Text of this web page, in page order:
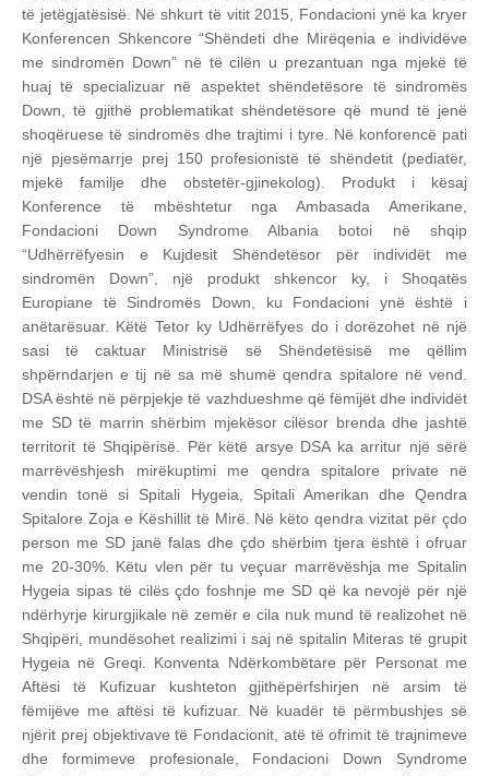
të jetëgjatësisë.
Në shkurt të vitit 2015, Fondacioni ynë ka kryer
Konferencen Shkencore “Shëndeti dhe Mirëqenia e individëve
me sindromën Down” në të cilën u prezantuan nga mjekë të
huaj të specializuar në aspektet shëndetësore të sindromës
Down, të gjithë problematikat shëndetësore që mund të jenë
shoqëruese të sindromës dhe trajtimi i tyre. Në konforencë pati
një pjesëmarrje prej 150 profesionistë të shëndetit (pediatër,
mjekë familje dhe obstetër-gjinekolog). Produkt i kësaj
Konference të mbështetur nga Ambasada Amerikane,
Fondacioni Down Syndrome Albania botoi në shqip
“Udhërrëfyesin e Kujdesit Shëndetësor për individët me
sindromën Down”, një produkt shkencor ky, i Shoqatës
Europiane të Sindromës Down, ku Fondacioni ynë është i
anëtarësuar. Këtë Tetor ky Udhërrëfyes do i dorëzohet në një
sasi të caktuar Ministrisë së Shëndetësisë me qëllim
shpërndarjen e tij në sa më shumë qendra spitalore në vend.
DSA është në përpjekje të vazhdueshme që fëmijët dhe individët
me SD të marrin shërbim mjekësor cilësor brenda dhe jashtë
territorit të Shqipërisë. Për këtë arsye DSA ka arritur një sërë
marrëvëshjesh mirëkuptimi me qendra spitalore private në
vendin tonë si Spitali Hygeia, Spitali Amerikan dhe Qendra
Spitalore Zoja e Këshillit të Mirë. Në këto qendra vizitat për çdo
person me SD janë falas dhe çdo shërbim tjera është i ofruar
me 20-30%. Këtu vlen për tu veçuar marrëvëshja me Spitalin
Hygeia sipas të cilës çdo foshnje me SD që ka nevojë për një
ndërhyrje kirurgjikale në zemër e cila nuk mund të realizohet në
Shqipëri, mundësohet realizimi i saj në spitalin Miteras të grupit
Hygeia në Greqi. Konventa Ndërkombëtare për Personat me
Aftësi të Kufizuar kushteton gjithëpërfshirjen në arsim të
fëmijëve me aftësi të kufizuar. Në kuadër të përmbushjes së
njërit prej objektivave të Fondacionit, atë të ofrimit të trajnimeve
dhe formimeve profesionale, Fondacioni Down Syndrome